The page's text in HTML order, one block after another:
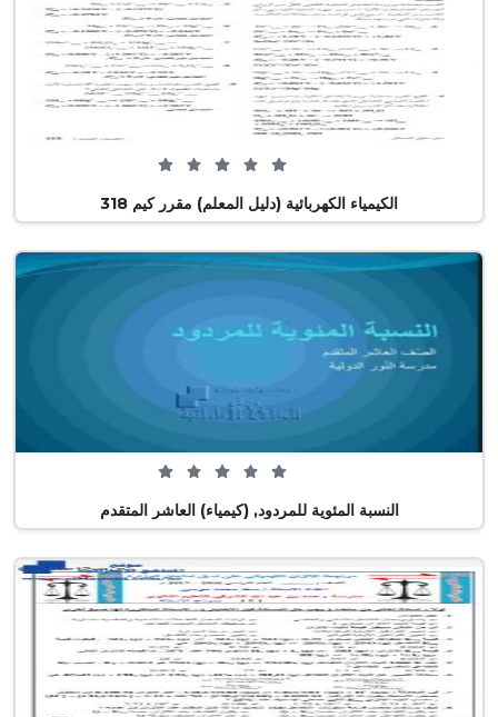
0 من 5 (0 تصويت)
الكيمياء الكهربائية (دليل المعلم) مقرر كيم 318
0 من 5 (0 تصويت)
النسبة المئوية للمردود, (كيمياء) العاشر المتقدم